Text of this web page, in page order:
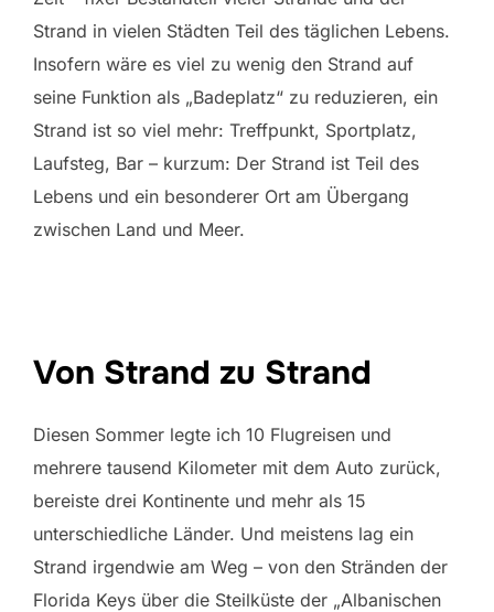
Strand in vielen Städten Teil des täglichen Lebens.
Insofern wäre es viel zu wenig den Strand auf
seine Funktion als „Badeplatz“ zu reduzieren, ein
Strand ist so viel mehr: Treffpunkt, Sportplatz,
Laufsteg, Bar – kurzum: Der Strand ist Teil des
Lebens und ein besonderer Ort am Übergang
zwischen Land und Meer.
Von Strand zu Strand
Diesen Sommer legte ich 10 Flugreisen und
mehrere tausend Kilometer mit dem Auto zurück,
bereiste drei Kontinente und mehr als 15
unterschiedliche Länder. Und meistens lag ein
Strand irgendwie am Weg – von den Stränden der
Florida Keys über die Steilküste der „Albanischen